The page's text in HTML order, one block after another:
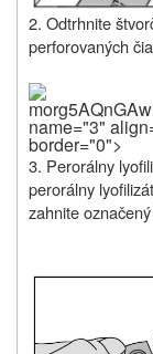
2. Odtrhnite
perforovaných
name="3"
border="0">
3. Perorálny
perorálny
zahnite